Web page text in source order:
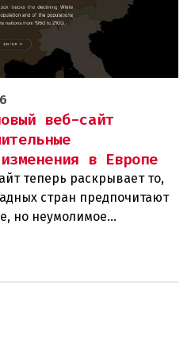
веб-сайт
в Европе
теперь раскрывает то,
стран предпочитают
но неумолимое
населения
«Часы замен